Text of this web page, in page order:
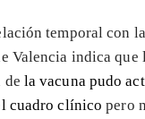
temporal con
Valencia indica que
de la vacuna pudo
cuadro clínico pero